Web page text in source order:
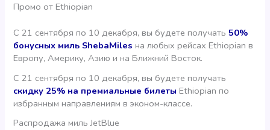
Промо от Ethiopian
С 21 сентября по 10 декабря, вы будете получать50%
бонусных миль ShebaMiles на любых рейсах Ethiopian в
Европу, Америку, Азию и на Ближний Восток.
С 21 сентября по 10 декабря, вы будете получать
скидку 25% на премиальные билеты Ethiopian по
избранным направлениям в эконом-классе.
Распродажа миль JetBlue